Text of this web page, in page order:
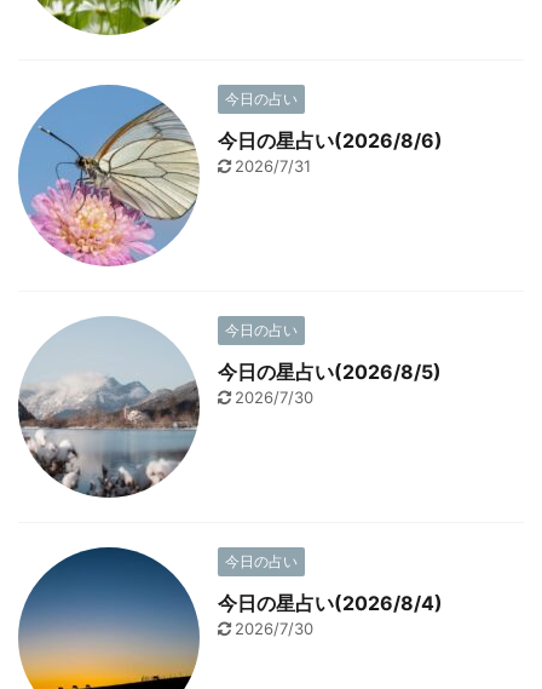
今日の占い
今日の星占い(2026/8/6)
2026/7/31
今日の占い
今日の星占い(2026/8/5)
2026/7/30
今日の占い
今日の星占い(2026/8/4)
2026/7/30